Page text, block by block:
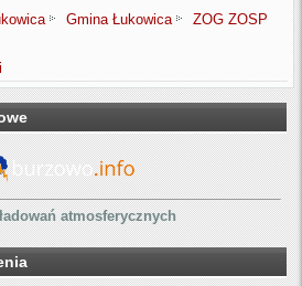
Gmina Łukowica
ZOG ZOSP
atmosferycznych